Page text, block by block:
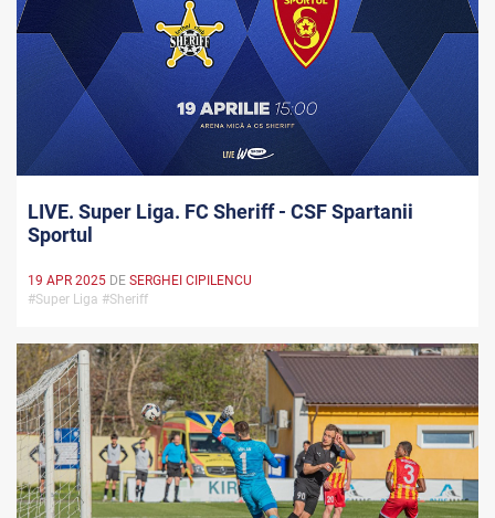
LIVE. Super Liga. FC Sheriff - CSF Spartanii
Sportul
19 APR 2025 DE SERGHEI CIPILENCU
#Super Liga #Sheriff